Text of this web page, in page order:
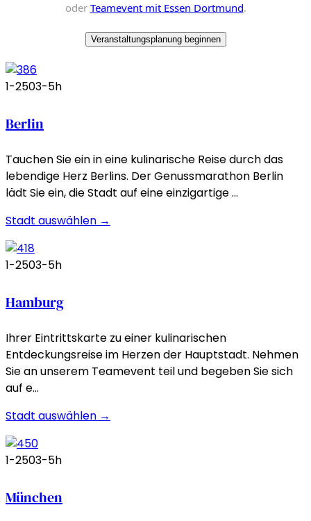
oder Teamevent mit Essen Dortmund.
Veranstaltungsplanung beginnen
1-2503-5h
Berlin
Tauchen Sie ein in eine kulinarische Reise durch das
lebendige Herz Berlins. Der Genussmarathon Berlin
lädt Sie ein, die Stadt auf eine einzigartige …
Stadt auswählen →
1-2503-5h
Hamburg
Ihrer Eintrittskarte zu einer kulinarischen
Entdeckungsreise im Herzen der Hauptstadt. Nehmen
Sie an unserem Teamevent teil und begeben Sie sich
auf e…
Stadt auswählen →
1-2503-5h
München